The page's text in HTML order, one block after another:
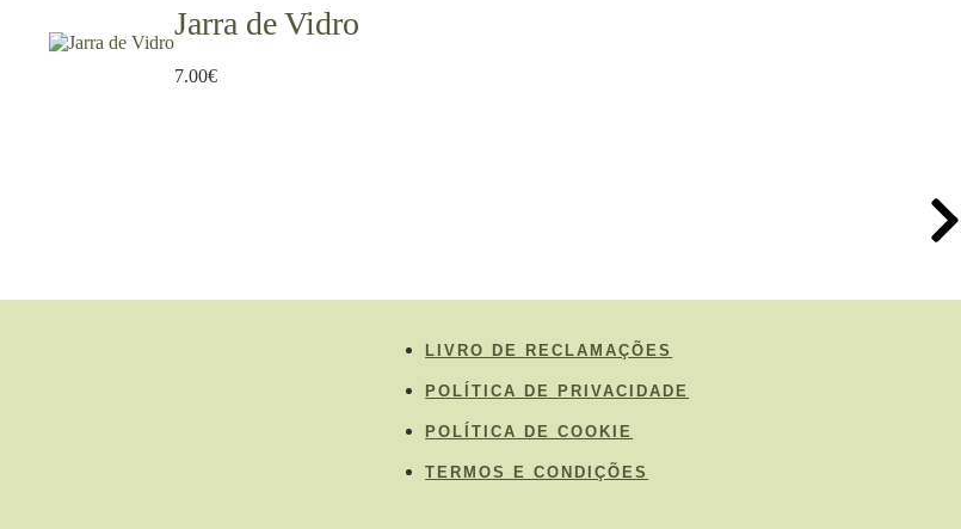
Jarra de Vidro
7.00€
LIVRO DE RECLAMAÇÕES
POLÍTICA DE PRIVACIDADE
POLÍTICA DE COOKIE
TERMOS E CONDIÇÕES